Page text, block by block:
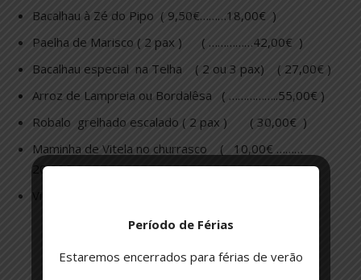
Bacalhau à Zé do Pipo ( 9,50€………18,00€ )
Paelha de Marisco ( 2 pax ) ( ……………42,00€ )
Bacalhau especial na Telha ( 2 ou 3 pax) ( 27,00€ )
Arroz de Lampreia ou Bordalêsa ( ……………..55,00€ )
Robalo grelhado escalado ( 2 pax ) ( 30,00€ )
Maminha de Vitela no churrasco ( 10,00€ ………
20,00€ )
Período de Férias
Estaremos encerrados para férias de verão